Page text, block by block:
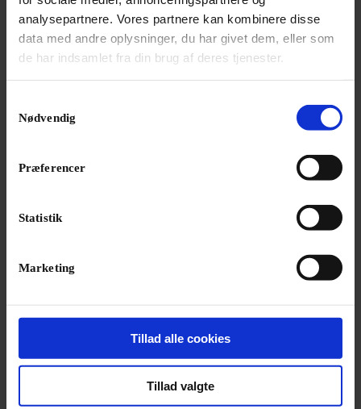
analysepartnere. Vores partnere kan kombinere disse
data med andre oplysninger, du har givet dem, eller som
de har indsamlet fra din brug af deres tjenester.
Nødvendig
Præferencer
Statistik
Marketing
Tillad alle cookies
Tillad valgte
NYHED
udskældt AI-eksperiment.